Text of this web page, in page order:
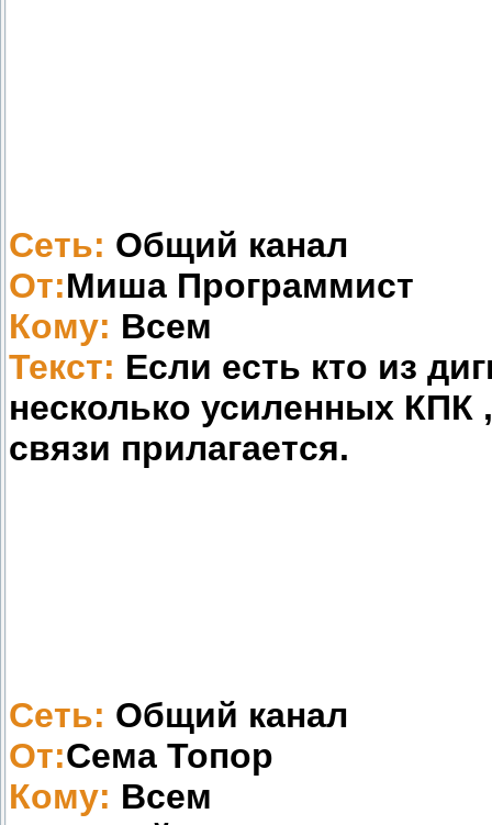
Сеть: Общий канал
От:Миша Программист
Кому: Всем
Текст: Если есть кто из
несколько усиленных КПК
связи прилагается.
Сеть: Общий канал
От:Сема Топор
Кому: Всем